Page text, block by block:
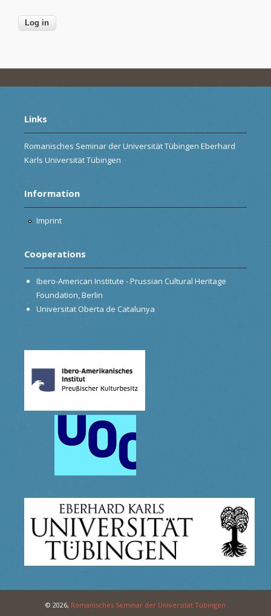
Links
Romanisches Seminar der Universität Tübingen Eberhard
Karls Universität Tübingen
Information
Imprint
Cooperations
Ibero-American Institute - Prussian Cultural Heritage
Foundation, Berlin
Universitat Oberta de Catalunya
© 2026, Romanisches Seminar der Universität Tübingen